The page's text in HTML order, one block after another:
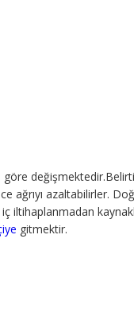
göre
ağrıyı azaltabilirler.
iltihaplanmadan
gitmektir.